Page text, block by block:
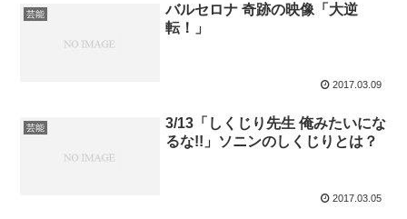
芸能
バルセロナ 奇跡の映像「大逆
転！」
2017.03.09
芸能
3/13「しくじり先生 俺みたいにな
るな!!」ソニンのしくじりとは？
2017.03.05